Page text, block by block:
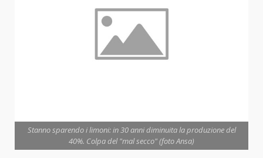
Stanno sparendo i limoni: in 30 anni diminuita la produzione del
40%. Colpa del "mal secco" (foto Ansa)